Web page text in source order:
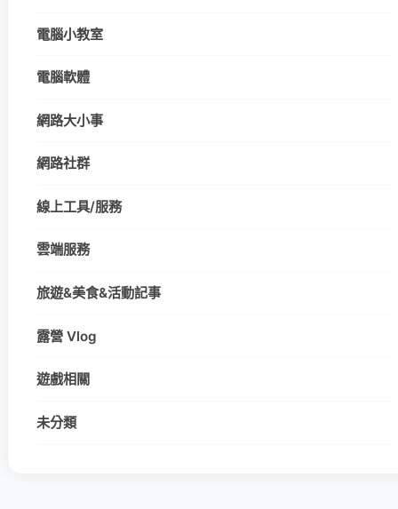
電腦小教室
電腦軟體
網路大小事
網路社群
線上工具/服務
雲端服務
旅遊&美食&活動記事
露營 Vlog
遊戲相關
未分類